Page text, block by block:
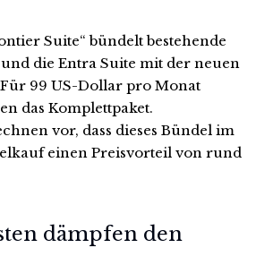
Suite“ bündelt bestehende
die Entra Suite mit der neuen
99 US-Dollar pro Monat
das Komplettpaket.
vor, dass dieses Bündel im
einen Preisvorteil von rund
dämpfen den